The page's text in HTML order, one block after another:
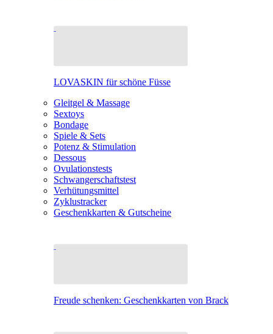
LOVASKIN für schöne Füsse
Gleitgel & Massage
Sextoys
Bondage
Spiele & Sets
Potenz & Stimulation
Dessous
Ovulationstests
Schwangerschaftstest
Verhütungsmittel
Zyklustracker
Geschenkkarten & Gutscheine
Freude schenken: Geschenkkarten von Brack